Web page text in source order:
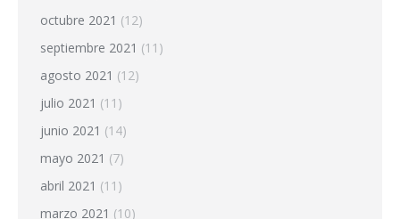
octubre 2021 (12)
septiembre 2021 (11)
agosto 2021 (12)
julio 2021 (11)
junio 2021 (14)
mayo 2021 (7)
abril 2021 (11)
marzo 2021 (10)